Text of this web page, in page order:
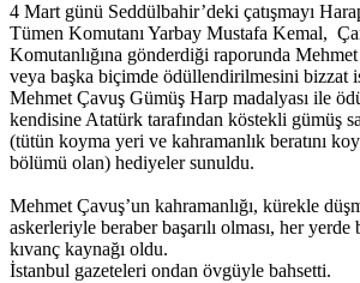
4 Mart günü Seddülbahir’deki çatışmayı
Tümen Komutanı Yarbay Mustafa Kemal,
Komutanlığına gönderdiği raporunda
veya başka biçimde ödüllendirilmesini bizzat
Mehmet Çavuş Gümüş Harp madalyası ile
kendisine Atatürk tarafından köstekli gümüş
(tütün koyma yeri ve kahramanlık beratını
bölümü olan) hediyeler sunuldu.
Mehmet Çavuş’un kahramanlığı, kürekle
askerleriyle beraber başarılı olması, her
kıvanç kaynağı oldu.
İstanbul gazeteleri ondan övgüyle bahsetti.